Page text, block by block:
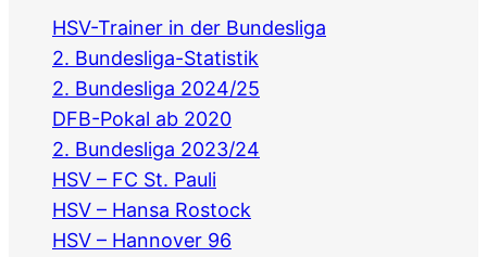
HSV-Trainer in der Bundesliga
2. Bundesliga-Statistik
2. Bundesliga 2024/25
DFB-Pokal ab 2020
2. Bundesliga 2023/24
HSV – FC St. Pauli
HSV – Hansa Rostock
HSV – Hannover 96